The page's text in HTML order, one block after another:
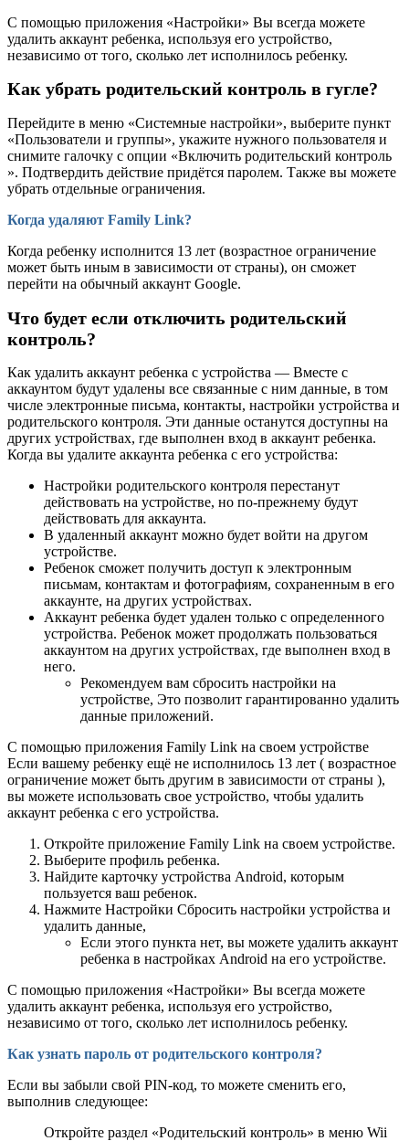
С помощью приложения «Настройки» Вы всегда можете
удалить аккаунт ребенка, используя его устройство,
независимо от того, сколько лет исполнилось ребенку.
Как убрать родительский контроль в гугле?
Перейдите в меню «Системные настройки», выберите пункт
«Пользователи и группы», укажите нужного пользователя и
снимите галочку с опции «Включить родительский контроль
». Подтвердить действие придётся паролем. Также вы можете
убрать отдельные ограничения.
Когда удаляют Family Link?
Когда ребенку исполнится 13 лет (возрастное ограничение
может быть иным в зависимости от страны), он сможет
перейти на обычный аккаунт Google.
Что будет если отключить родительский
контроль?
Как удалить аккаунт ребенка с устройства — Вместе с
аккаунтом будут удалены все связанные с ним данные, в том
числе электронные письма, контакты, настройки устройства и
родительского контроля. Эти данные останутся доступны на
других устройствах, где выполнен вход в аккаунт ребенка.
Когда вы удалите аккаунта ребенка с его устройства:
Настройки родительского контроля перестанут
действовать на устройстве, но по-прежнему будут
действовать для аккаунта.
В удаленный аккаунт можно будет войти на другом
устройстве.
Ребенок сможет получить доступ к электронным
письмам, контактам и фотографиям, сохраненным в его
аккаунте, на других устройствах.
Аккаунт ребенка будет удален только с определенного
устройства. Ребенок может продолжать пользоваться
аккаунтом на других устройствах, где выполнен вход в
него.
Рекомендуем вам сбросить настройки на
устройстве, Это позволит гарантированно удалить
данные приложений.
С помощью приложения Family Link на своем устройстве
Если вашему ребенку ещё не исполнилось 13 лет ( возрастное
ограничение может быть другим в зависимости от страны ),
вы можете использовать свое устройство, чтобы удалить
аккаунт ребенка с его устройства.
Откройте приложение Family Link на своем устройстве.
Выберите профиль ребенка.
Найдите карточку устройства Android, которым
пользуется ваш ребенок.
Нажмите Настройки Сбросить настройки устройства и
удалить данные,
Если этого пункта нет, вы можете удалить аккаунт
ребенка в настройках Android на его устройстве.
С помощью приложения «Настройки» Вы всегда можете
удалить аккаунт ребенка, используя его устройство,
независимо от того, сколько лет исполнилось ребенку.
Как узнать пароль от родительского контроля?
Если вы забыли свой PIN-код, то можете сменить его,
выполнив следующее:
Откройте раздел «Родительский контроль» в меню Wii